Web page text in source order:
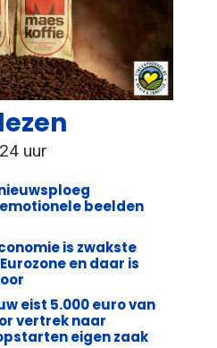
uur
beelden
is zwakste
en daar is
eist 5.000 euro van
vertrek naar
eigen zaak